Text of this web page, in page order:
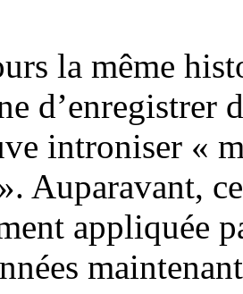
la même
d’enregistrer
introniser «
Auparavant,
appliquée